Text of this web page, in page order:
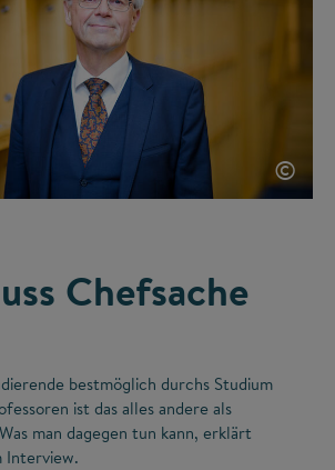
©
Chefsache
bestmöglich durchs Studium
ist das alles andere als
man dagegen tun kann, erklärt
Interview.